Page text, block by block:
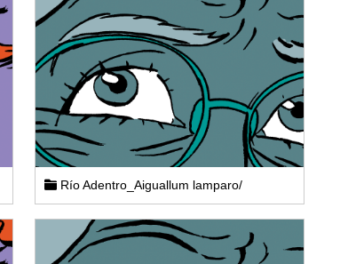
Río Adentro_Aiguallum lamparo/